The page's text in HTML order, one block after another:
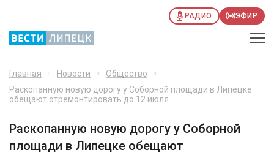
РАДИО ЭФИР
Главная Новости
Общество
Раскопанную новую дорогу у Соборной площади в Липецке
обещают отремонтировать до 12 июля
Раскопанную новую дорогу у Соборной
площади в Липецке обещают